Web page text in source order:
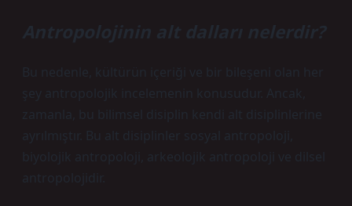
Antropolojinin alt dalları nelerdir?
Bu nedenle, kültürün içeriği ve bir bileşeni olan her
şey antropolojik incelemenin konusudur. Ancak,
zamanla, bu bilimsel disiplin kendi alt disiplinlerine
ayrılmıştır. Bu alt disiplinler sosyal antropoloji,
biyolojik antropoloji, arkeolojik antropoloji ve dilsel
antropolojidir.